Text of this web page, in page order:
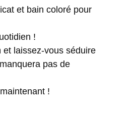
et bain coloré pour
!
laissez-vous séduire
pas de
!